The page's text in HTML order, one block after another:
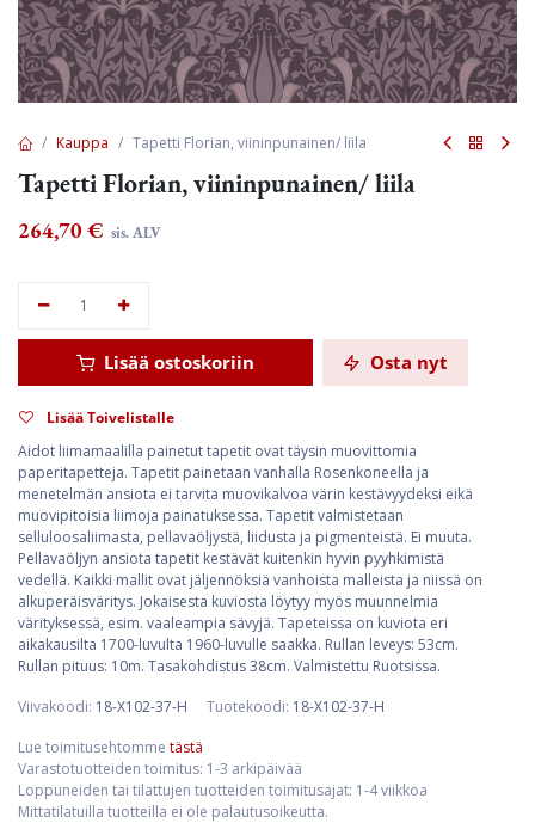
Kauppa Tapetti Florian, viininpunainen/ liila
Tapetti Florian, viininpunainen/ liila
264,70 € sis. ALV
Lisää ostoskoriin Osta nyt
Lisää Toivelistalle
Aidot liimamaalilla painetut tapetit ovat täysin muovittomia
paperitapetteja. Tapetit painetaan vanhalla Rosenkoneella ja
menetelmän ansiota ei tarvita muovikalvoa värin kestävyydeksi eikä
muovipitoisia liimoja painatuksessa. Tapetit valmistetaan
selluloosaliimasta, pellavaöljystä, liidusta ja pigmenteistä. Ei muuta.
Pellavaöljyn ansiota tapetit kestävät kuitenkin hyvin pyyhkimistä
vedellä. Kaikki mallit ovat jäljennöksiä vanhoista malleista ja niissä on
alkuperäisväritys. Jokaisesta kuviosta löytyy myös muunnelmia
värityksessä, esim. vaaleampia sävyjä. Tapeteissa on kuviota eri
aikakausilta 1700-luvulta 1960-luvulle saakka. Rullan leveys: 53cm.
Rullan pituus: 10m. Tasakohdistus 38cm. Valmistettu Ruotsissa.
Viivakoodi: 18-X102-37-H Tuotekoodi: 18-X102-37-H
Lue toimitusehtomme tästä
Varastotuotteiden toimitus: 1-3 arkipäivää
Loppuneiden tai tilattujen tuotteiden toimitusajat: 1-4 viikkoa
Mittatilatuilla tuotteilla ei ole palautusoikeutta.